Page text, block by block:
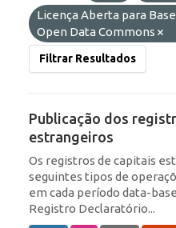
Licença Aberta para
Open Data Commons
Filtrar Resultados
Publicação dos
estrangeiros
Os registros de capitais
seguintes tipos de
em cada período data-
Registro Declaratório...